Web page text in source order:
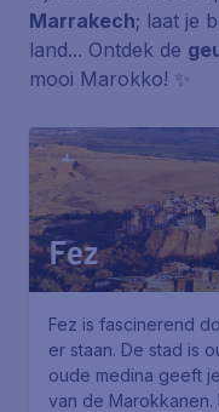
Marrakech; laat je
land... Ontdek de
mooi Marokko! ✨
Fez
Fez is fascinerend
er staan. De stad is
oude medina geeft
van de